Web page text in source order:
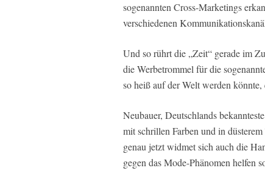
sogenannten Cross-Marketings
verschiedenen
Und so rührt die „Zeit“ gerade im
die Werbetrommel für die
so heiß auf der Welt werden
Neubauer, Deutschlands
mit schrillen Farben und in
genau jetzt widmet sich auch die
gegen das Mode-Phänomen helfen